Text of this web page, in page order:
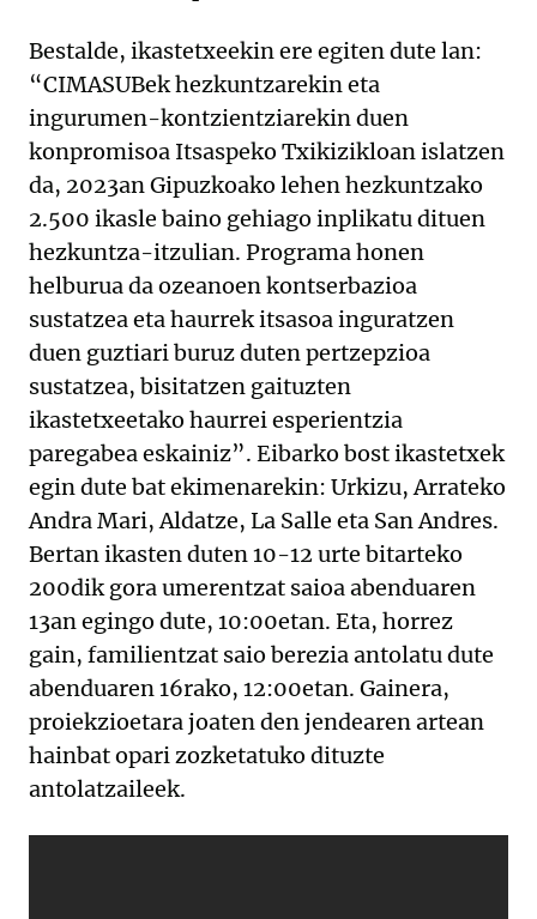
Bestalde, ikastetxeekin ere egiten dute lan:
“CIMASUBek hezkuntzarekin eta
ingurumen-kontzientziarekin duen
konpromisoa Itsaspeko Txikizikloan islatzen
da, 2023an Gipuzkoako lehen hezkuntzako
2.500 ikasle baino gehiago inplikatu dituen
hezkuntza-itzulian. Programa honen
helburua da ozeanoen kontserbazioa
sustatzea eta haurrek itsasoa inguratzen
duen guztiari buruz duten pertzepzioa
sustatzea, bisitatzen gaituzten
ikastetxeetako haurrei esperientzia
paregabea eskainiz”. Eibarko bost ikastetxek
egin dute bat ekimenarekin: Urkizu, Arrateko
Andra Mari, Aldatze, La Salle eta San Andres.
Bertan ikasten duten 10-12 urte bitarteko
200dik gora umerentzat saioa abenduaren
13an egingo dute, 10:00etan. Eta, horrez
gain, familientzat saio berezia antolatu dute
abenduaren 16rako, 12:00etan. Gainera,
proiekzioetara joaten den jendearen artean
hainbat opari zozketatuko dituzte
antolatzaileek.